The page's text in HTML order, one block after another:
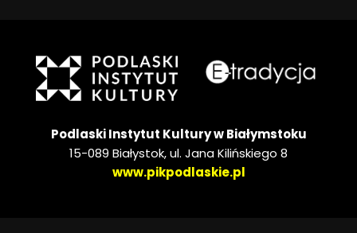
Podlaski Instytut Kultury w Białymstoku
15-089 Białystok, ul. Jana Kilińskiego 8
www.pikpodlaskie.pl